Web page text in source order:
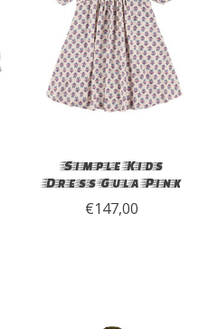
Simple Kids
Dress Gula Pink
€147,00